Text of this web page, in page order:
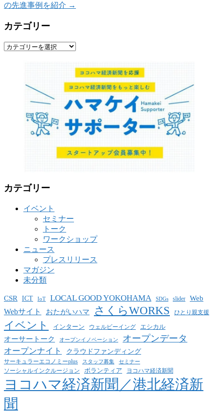
の先進事例を紹介 →
カテゴリー
カ
カテゴリー
イベント
セミナー
トーク
ワークショップ
ニュース
プレスリリース
マガジン
未分類
CSR ICT IoT LOCAL GOOD YOKOHAMA SDGs slider Web
Webサイト おたがいハマ さくらWORKS ひとり親支援
イベント インターン ウェルビーイング エシカル
オーサートーク オープンイノベーション オープンデータ
オープンナイト クラウドファンディング
サーキュラーエコノミーplus スタッフ募集 セミナー
ソーシャルインクルージョン ボランティア ヨコハマ経済新聞
ヨコハマ経済新聞／港北経済新
聞